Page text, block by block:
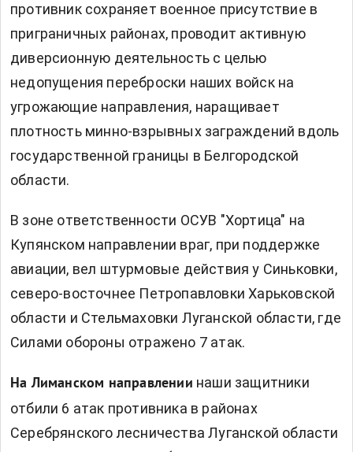
противник сохраняет военное присутствие в
приграничных районах, проводит активную
диверсионную деятельность с целью
недопущения переброски наших войск на
угрожающие направления, наращивает
плотность минно-взрывных заграждений вдоль
государственной границы в Белгородской
области.
В зоне ответственности ОСУВ "Хортица" на
Купянском направлении враг, при поддержке
авиации, вел штурмовые действия у Синьковки,
северо-восточнее Петропавловки Харьковской
области и Стельмаховки Луганской области, где
Силами обороны отражено 7 атак.
На Лиманском направлении наши защитники
отбили 6 атак противника в районах
Серебрянского лесничества Луганской области